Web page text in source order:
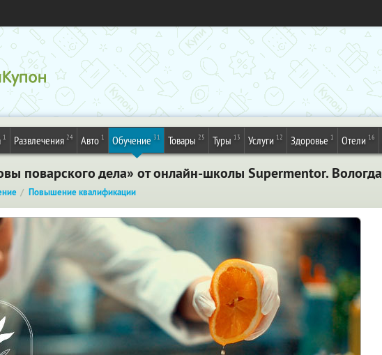
1 Развлечения 24 Авто 1 Обучение 31 Товары 25 Туры 13 Услуги 12 Здоровье 1 Отели 16
поварского дела» от онлайн-школы Supermentor. Вологда
Повышение квалификации